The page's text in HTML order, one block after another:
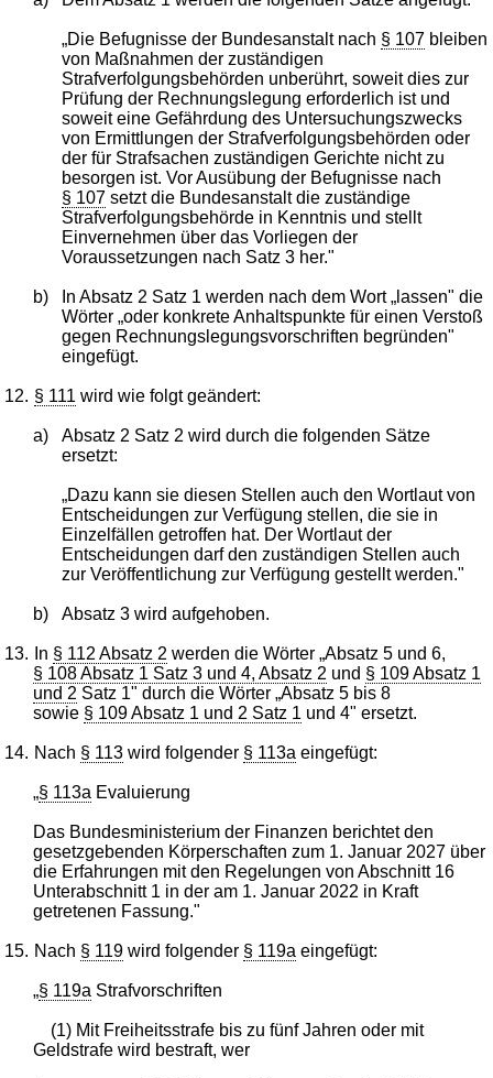
„Die Befugnisse der Bundesanstalt nach § 107bleiben
von Maßnahmen der zuständigen
Strafverfolgungsbehörden unberührt, soweit dies zur
Prüfung der Rechnungslegung erforderlich ist und
soweit eine Gefährdung des Untersuchungszwecks
von Ermittlungen der Strafverfolgungsbehörden oder
der für Strafsachen zuständigen Gerichte nicht zu
besorgen ist. Vor Ausübung der Befugnisse nach
§ 107setzt die Bundesanstalt die zuständige
Strafverfolgungsbehörde in Kenntnis und stellt
Einvernehmen über das Vorliegen der
Voraussetzungen nach Satz 3 her."
b)
In Absatz 2 Satz 1 werden nach dem Wort „lassen" die
Wörter „oder konkrete Anhaltspunkte für einen Verstoß
gegen Rechnungslegungsvorschriften begründen"
eingefügt.
12. § 111 wird wie folgt geändert:
a)
Absatz 2 Satz 2 wird durch die folgenden Sätze
ersetzt:
„Dazu kann sie diesen Stellen auch den Wortlaut von
Entscheidungen zur Verfügung stellen, die sie in
Einzelfällen getroffen hat. Der Wortlaut der
Entscheidungen darf den zuständigen Stellen auch
zur Veröffentlichung zur Verfügung gestellt werden."
b) Absatz 3 wird aufgehoben.
13. In § 112 Absatz 2 werden die Wörter „Absatz 5 und 6,
§ 108 Absatz 1 Satz 3 und 4, Absatz 2 und § 109 Absatz 1
und 2 Satz 1" durch die Wörter „Absatz 5 bis 8
sowie § 109 Absatz 1 und 2 Satz 1 und 4" ersetzt.
14. Nach § 113 wird folgender § 113a eingefügt:
„§ 113a Evaluierung
Das Bundesministerium der Finanzen berichtet den
gesetzgebenden Körperschaften zum 1. Januar 2027 über
die Erfahrungen mit den Regelungen von Abschnitt 16
Unterabschnitt 1 in der am 1. Januar 2022 in Kraft
getretenen Fassung."
15. Nach § 119 wird folgender § 119a eingefügt:
„§ 119a Strafvorschriften
(1) Mit Freiheitsstrafe bis zu fünf Jahren oder mit
Geldstrafe wird bestraft, wer